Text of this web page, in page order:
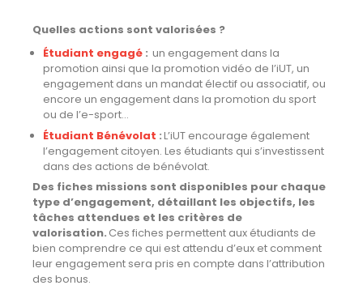
Quelles actions sont valorisées ?
Étudiant engagé : un engagement dans la
promotion ainsi que la promotion vidéo de l’iUT, un
engagement dans un mandat électif ou associatif, ou
encore un engagement dans la promotion du sport
ou de l’e-sport…
Étudiant Bénévolat :L’iUT encourage également
l’engagement citoyen. Les étudiants qui s’investissent
dans des actions de bénévolat.
Des fiches missions sont disponibles pour chaque
type d’engagement, détaillant les objectifs, les
tâches attendues et les critères de
valorisation. Ces fiches permettent aux étudiants de
bien comprendre ce qui est attendu d’eux et comment
leur engagement sera pris en compte dans l’attribution
des bonus.